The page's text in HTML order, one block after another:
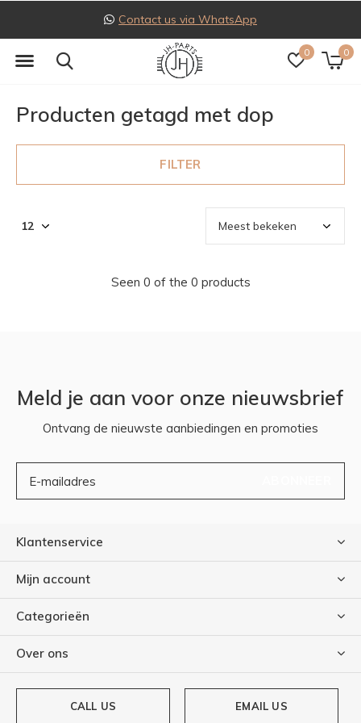
0 0
Contact us via WhatsApp
Producten getagd met dop
FILTER
Seen 0 of the 0 products
Meld je aan voor onze nieuwsbrief
Ontvang de nieuwste aanbiedingen en promoties
Klantenservice
Mijn account
Categorieën
Over ons
CALL US EMAIL US